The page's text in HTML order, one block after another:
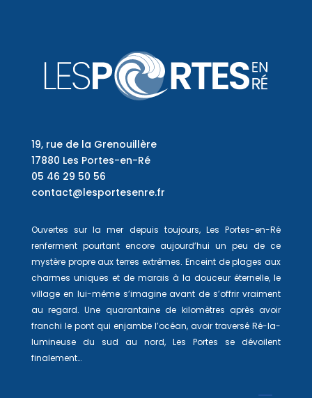
19, rue de la Grenouillère
17880 Les Portes-en-Ré
05 46 29 50 56
contact@lesportesenre.fr
Ouvertes sur la mer depuis toujours, Les Portes-en-Ré
renferment pourtant encore aujourd’hui un peu de ce
mystère propre aux terres extrêmes. Enceint de plages aux
charmes uniques et de marais à la douceur éternelle, le
village en lui-même s’imagine avant de s’offrir vraiment
au regard. Une quarantaine de kilomètres après avoir
franchi le pont qui enjambe l’océan, avoir traversé Ré-la-
lumineuse du sud au nord, Les Portes se dévoilent
finalement…